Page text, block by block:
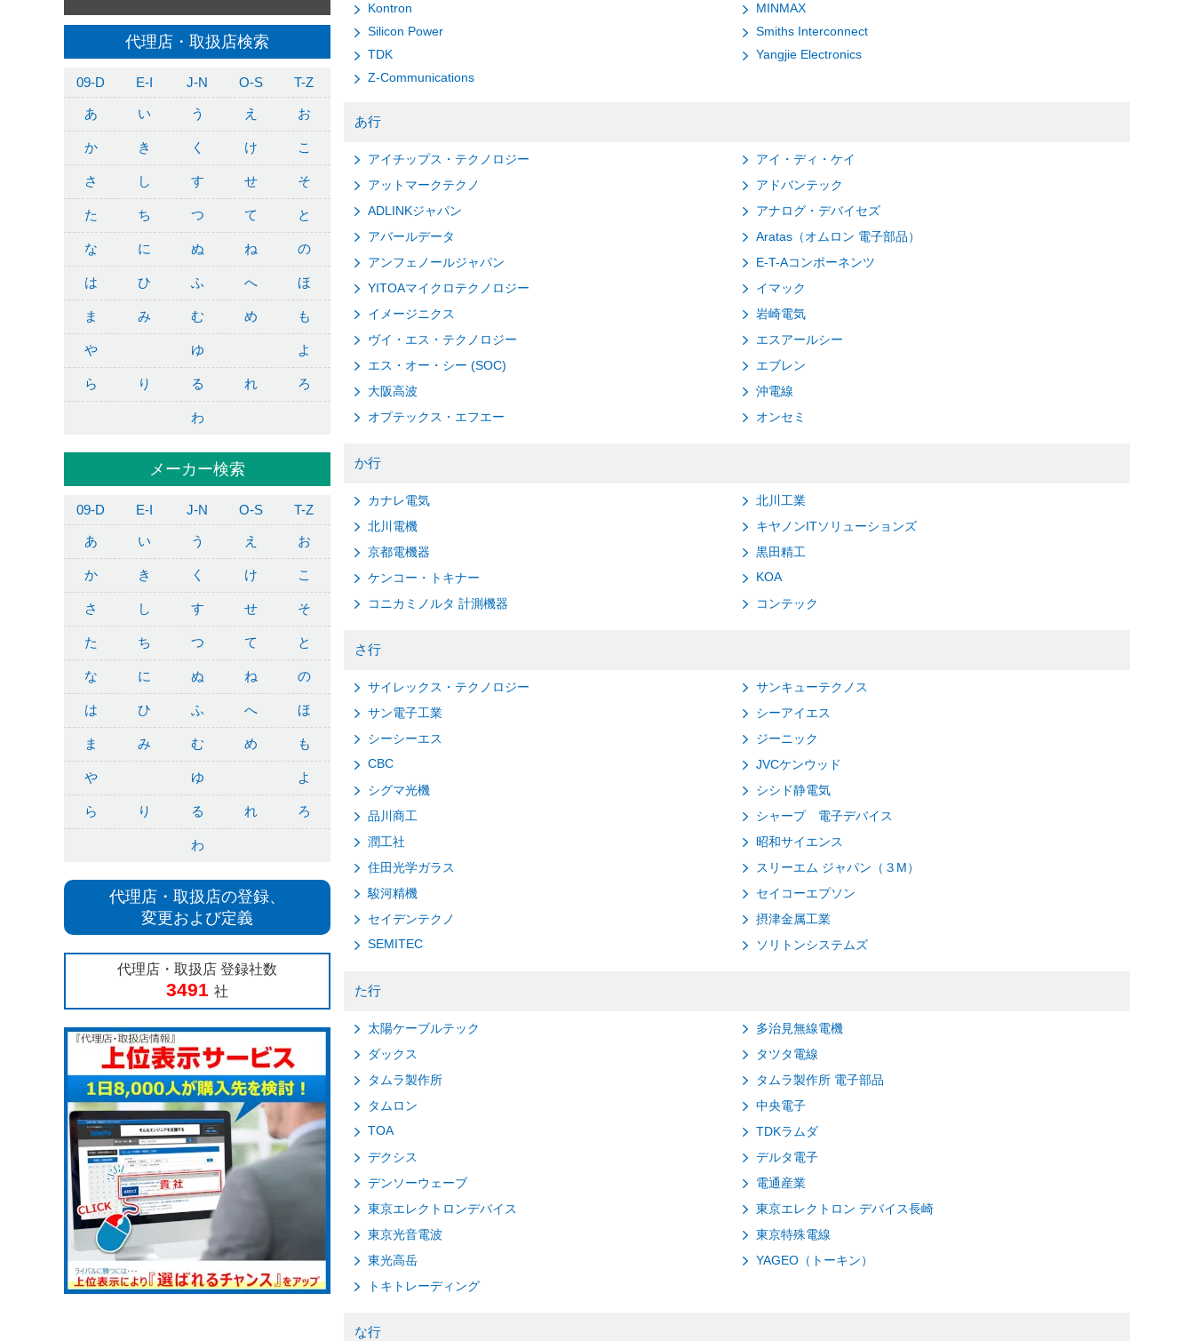
代理店・取扱店検索
09-D E-I J-N O-S T-Z
あ い う え お
か き く け こ
さ し す せ そ
た ち つ て と
な に ぬ ね の
は ひ ふ へ ほ
ま み む め も
や ゆ よ
ら り る れ ろ
わ
メーカー検索
09-D E-I J-N O-S T-Z
あ い う え お
か き く け こ
さ し す せ そ
た ち つ て と
な に ぬ ね の
は ひ ふ へ ほ
ま み む め も
や ゆ よ
ら り る れ ろ
わ
代理店・取扱店の登録、
変更および定義
代理店・取扱店 登録社数
3491 社
Kontron
MINMAX
Silicon Power
Smiths Interconnect
TDK
Yangjie Electronics
Z-Communications
あ行
アイチップス・テクノロジー
アイ・ディ・ケイ
アットマークテクノ
アドバンテック
ADLINKジャパン
アナログ・デバイセズ
アバールデータ
Aratas（オムロン 電子部品）
アンフェノールジャパン
E-T-Aコンポーネンツ
YITOAマイクロテクノロジー
イマック
イメージニクス
岩崎電気
ヴイ・エス・テクノロジー
エスアールシー
エス・オー・シー (SOC)
エブレン
大阪高波
沖電線
オプテックス・エフエー
オンセミ
か行
カナレ電気
北川工業
北川電機
キヤノンITソリューションズ
京都電機器
黒田精工
ケンコー・トキナー
KOA
コニカミノルタ 計測機器
コンテック
さ行
サイレックス・テクノロジー
サンキューテクノス
サン電子工業
シーアイエス
シーシーエス
ジーニック
CBC
JVCケンウッド
シグマ光機
シシド静電気
品川商工
シャープ 電子デバイス
潤工社
昭和サイエンス
住田光学ガラス
スリーエム ジャパン（３M）
駿河精機
セイコーエプソン
セイデンテクノ
摂津金属工業
SEMITEC
ソリトンシステムズ
た行
太陽ケーブルテック
多治見無線電機
ダックス
タツタ電線
タムラ製作所
タムラ製作所 電子部品
タムロン
中央電子
TOA
TDKラムダ
デクシス
デルタ電子
デンソーウェーブ
電通産業
東京エレクトロンデバイス
東京エレクトロン デバイス長崎
東京光音電波
東京特殊電線
東光高岳
YAGEO（トーキン）
トキトレーディング
な行